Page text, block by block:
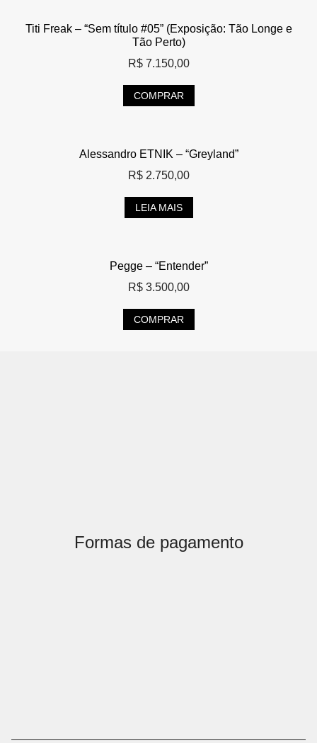
Titi Freak – “Sem título #05” (Exposição: Tão Longe e
Tão Perto)
R$7.150,00
COMPRAR
Alessandro ETNIK – “Greyland”
R$2.750,00
LEIA MAIS
Pegge – “Entender”
R$3.500,00
COMPRAR
Formas de pagamento